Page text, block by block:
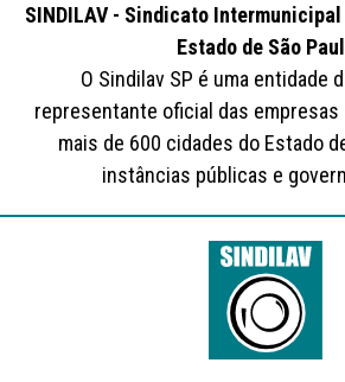
SINDILAV - Sindicato
Estado de São
O Sindilav SP é uma entidade
representante oficial das empresas
mais de 600 cidades do Estado
instâncias públicas e